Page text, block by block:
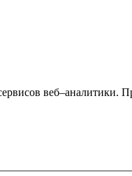
веб–аналитики.